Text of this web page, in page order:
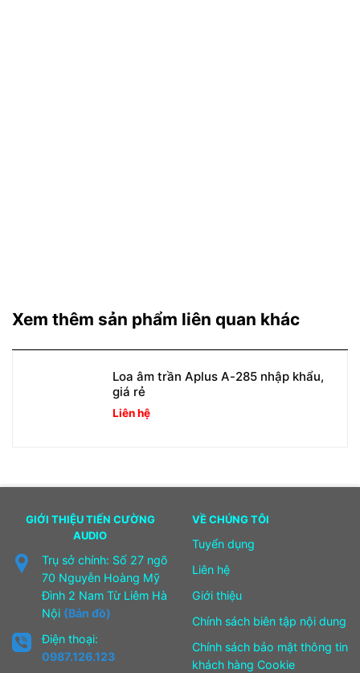
Xem thêm sản phẩm liên quan khác
Loa âm trần Aplus A-285 nhập khẩu,
giá rẻ
Liên hệ
GIỚI THIỆU TIẾN CƯỜNG
AUDIO
Trụ sở chính: Số 27 ngõ
70 Nguyễn Hoàng Mỹ
Đình 2 Nam Từ Liêm Hà
Nội (Bản đồ)
Điện thoại:
0987.126.123
VỀ CHÚNG TÔI
Tuyển dụng
Liên hệ
Giới thiệu
Chính sách biên tập nội dung
Chính sách bảo mật thông tin
khách hàng Cookie